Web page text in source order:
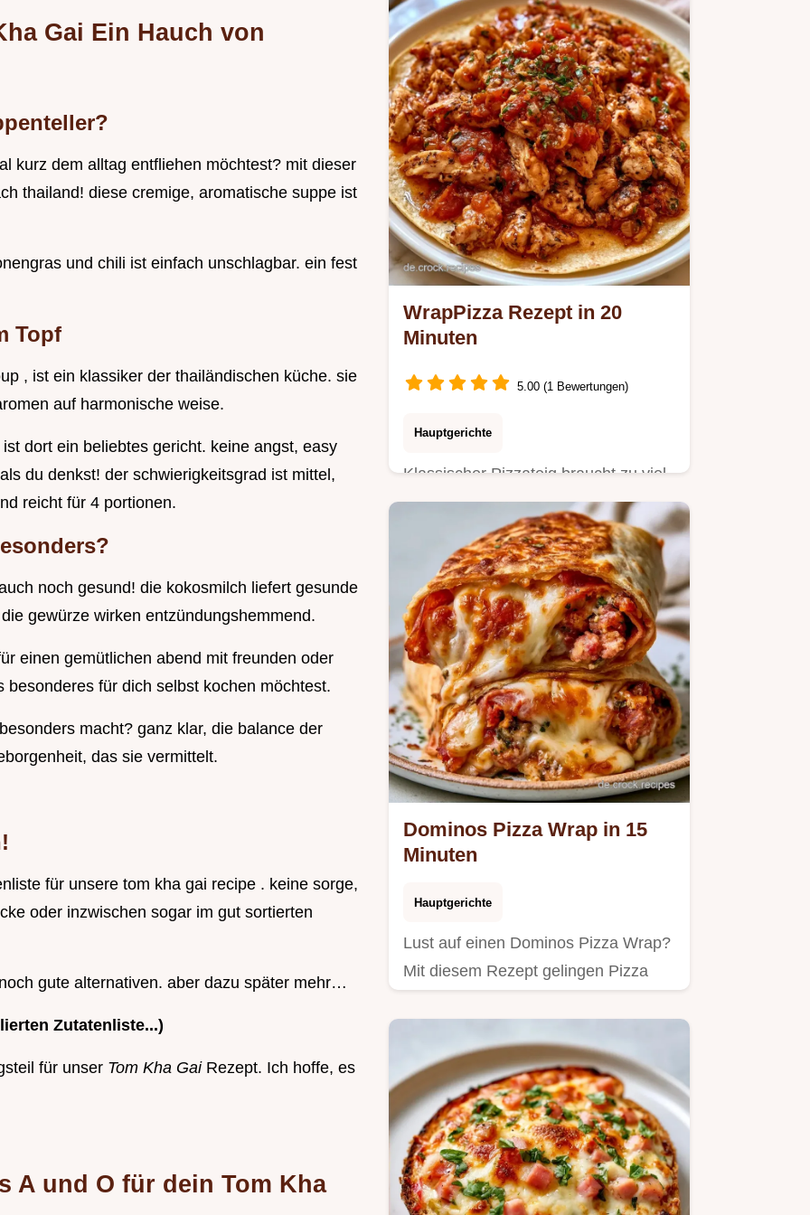
Gai Ein Hauch von
kurz dem alltag entfliehen möchtest? mit dieser
thailand! diese cremige, aromatische suppe ist
und chili ist einfach unschlagbar. ein fest
Topf
, ist ein klassiker der thailändischen küche. sie
auf harmonische weise.
dort ein beliebtes gericht. keine angst, easy
du denkst! der schwierigkeitsgrad ist mittel,
reicht für 4 portionen.
noch gesund! die kokosmilch liefert gesunde
gewürze wirken entzündungshemmend.
einen gemütlichen abend mit freunden oder
für dich selbst kochen möchtest.
macht? ganz klar, die balance der
das sie vermittelt.
für unsere tom kha gai recipe . keine sorge,
oder inzwischen sogar im gut sortierten
gute alternativen. aber dazu später mehr…
Zutatenliste...)
für unser Tom Kha Gai Rezept. Ich hoffe, es
A und O für dein Tom Kha
Pizzabrot ein Genuss.
WrapPizza Rezept in 20
Minuten
5.00 (1 Bewertungen)
Hauptgerichte
Klassischer Pizzateig braucht zu viel
Zeit zum Gehen. Dieses WrapPizza
Rezept löst das Problem und…
Dominos Pizza Wrap in 15
Minuten
Hauptgerichte
Lust auf einen Dominos Pizza Wrap?
Mit diesem Rezept gelingen Pizza